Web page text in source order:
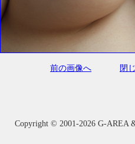
前の画像へ 閉
Copyright © 2001-2026 G-AREA